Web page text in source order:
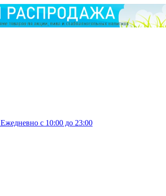
Ежедневно с 10:00 до 23:00